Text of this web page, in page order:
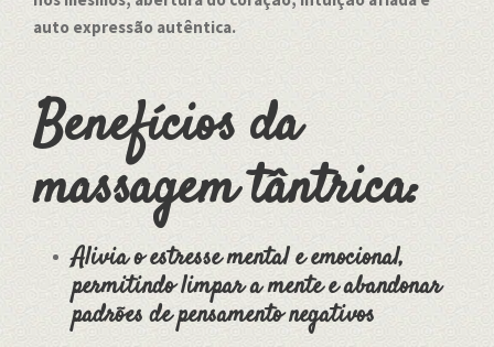
auto expressão autêntica.
Benefícios da
massagem tântrica:
Alivia o estresse mental e emocional,
permitindo limpar a mente e abandonar
padrões de pensamento negativos